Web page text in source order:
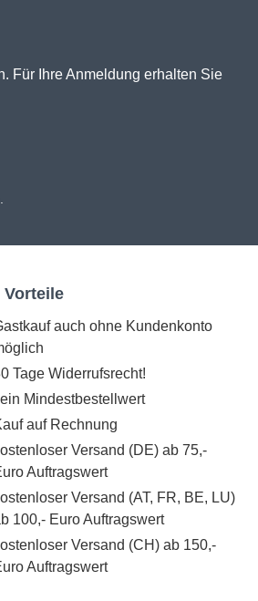
Für Ihre Anmeldung erhalten Sie
Vorteile
auch ohne Kundenkonto
Tage Widerrufsrecht!
Mindestbestellwert
auf Rechnung
Versand (DE) ab 75,-
Auftragswert
Versand (AT, FR, BE, LU)
100,- Euro Auftragswert
Versand (CH) ab 150,-
Auftragswert